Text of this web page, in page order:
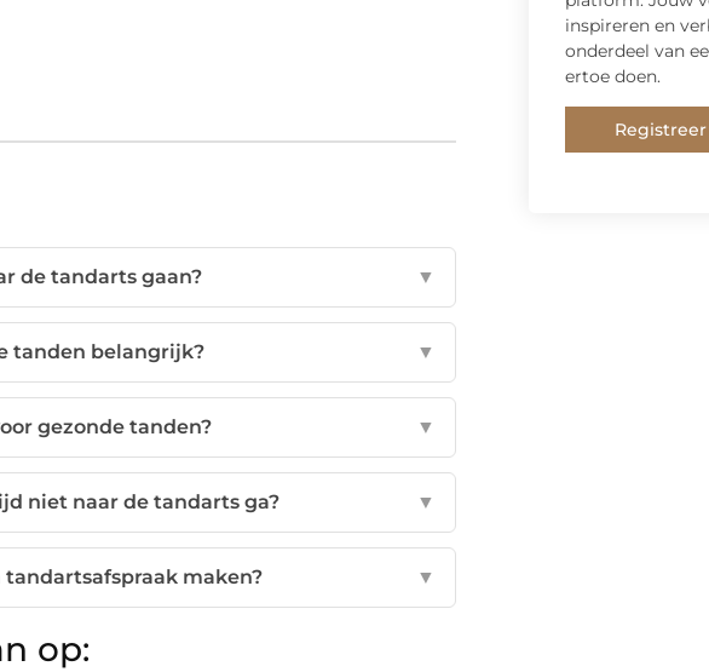
de tandarts gaan? ▼
tanden belangrijk? ▼
gezonde tanden? ▼
niet naar de tandarts ga? ▼
maken? ▼
op:
inspireren en
onderdeel van
ertoe doen.